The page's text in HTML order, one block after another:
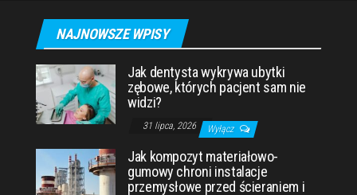
NAJNOWSZE WPISY
Jak dentysta wykrywa ubytki
zębowe, których pacjent sam nie
widzi?
31 lipca, 2026 Wyłącz
Jak kompozyt materiałowo-
gumowy chroni instalacje
przemysłowe przed ścieraniem i